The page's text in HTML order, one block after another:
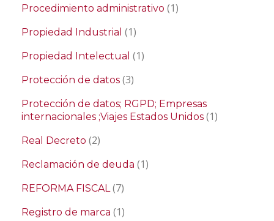
Procedimiento administrativo (1)
Propiedad Industrial (1)
Propiedad Intelectual (1)
Protección de datos (3)
Protección de datos; RGPD; Empresas
internacionales ;Viajes Estados Unidos (1)
Real Decreto (2)
Reclamación de deuda (1)
REFORMA FISCAL (7)
Registro de marca (1)